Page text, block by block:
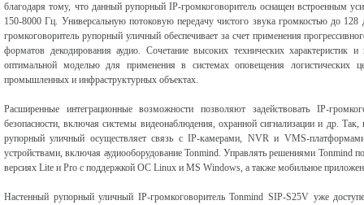
благодаря тому, что данный рупорный IP-громкоговоритель оснащен встроенным
150-8000 Гц. Универсальную потоковую передачу чистого звука громкостью до
громкоговоритель рупорный уличный обеспечивает за счет применения
форматов декодирования аудио. Сочетание высоких технических
оптимальной моделью для применения в системах оповещения логистических
промышленных и инфраструктурных объектах.
Расширенные интеграционные возможности позволяют задействовать IP-
безопасности, включая системы видеонаблюдения, охранной сигнализации и др.
рупорный уличный осуществляет связь с IP-камерами, NVR и VMS-
устройствами, включая аудиооборудование Tonmind. Управлять решениями Tonmind
версиях Lite и Pro с поддержкой ОС Linux и MS Windows, а также мобильное
Настенный рупорный уличный IP-громкоговоритель Tonmind SIP-S25V уже